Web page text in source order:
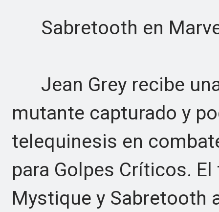
Sabretooth en
Jean Grey recibe
mutante capturado y
telequinesis en
para Golpes Críticos.
Mystique y Sabretooth